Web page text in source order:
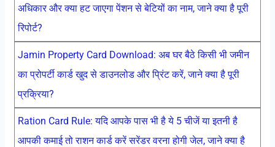
अधिकार और क्या हट जाएगा पेंशन से बेटियों का नाम, जाने क्या है पूरी
रिपोर्ट?
Jamin Property Card Download: अब घर बैठे किसी भी जमीन
का प्रोपर्टी कार्ड खुद से डाउनलोड और प्रिंट करें, जाने क्या है पूरी
प्रक्रिया?
Ration Card Rule: यदि आपके पास भी है ये 5 चीजें या इतनी है
आपकी कमाई तो राशन कार्ड करें सरेंडर वरना होगी जेल, जाने क्या है